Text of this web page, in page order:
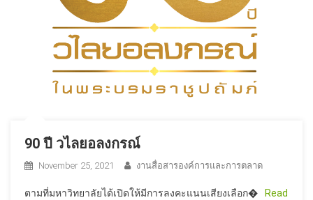
90 ปี วไลยอลงกรณ์
November 25, 2021 งานสื่อสารองค์การและการตลาด
ตามที่มหาวิทยาลัยได้เปิดให้มีการลงคะแนนเสียงเลือก�
Read